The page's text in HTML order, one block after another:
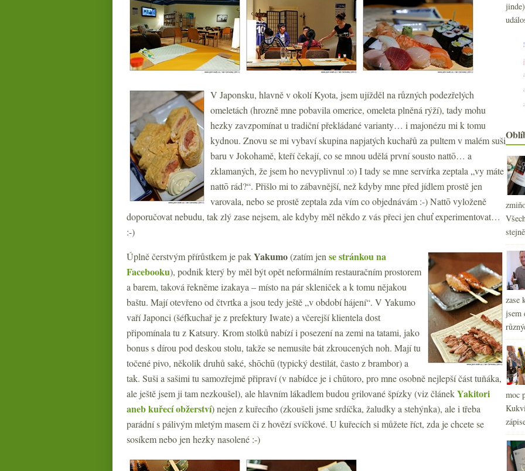
V Japonsku, hlavně v okolí Kyota, jsem ujížděl na různých podezřelých
omeletách (hrozně mne pobavila omerice, omeleta plněná rýží), tady mohu
hezky zavzpomínat u tradiční překládané varianty… i majonézu mi k tomu
kydnou. Znovu se mi vybaví skupina napjatých kuchařů za pultem v malém suši
baru v Jokohamě, kteří čekají, co se mnou udělá první sousto nattō… a
zklamaných, že jsem ho nevyplivnul :o) I tady se mne servírka zeptala „vy máte
nattō rád?“. Přišlo mi to zábavnější, než kdyby mne před jídlem prostě jen
varovala, nebo se prostě zeptala zda vím co objednávám :-) Nattō vyloženě
doporučovat nebudu, tak zlý zase nejsem, ale kdyby měl někdo z vás přeci jen chuť experimentovat…
:-)
Úplně čerstvým přírůstkem je pakYakumo(zatím jen se stránkou na
Facebooku), podnik který by měl být opět neformálním restauračním prostorem
a barem, taková řekněme izakaya – místo na pár skleniček a k tomu nějakou
baštu. Mají otevřeno od čtvrtka a jsou tedy ještě „v období hájení“. V Yakumo
vaří Japonci (šéfkuchař je z prefektury Iwate) a včerejší klientela dost
připomínala tu z Katsury. Krom stolků nabízí i posezení na zemi na tatami, jako
bonus s dírou pod deskou stolu, takže se nemusíte bát zkroucených noh. Mají tu
točené pivo, několik druhů saké, shōchū (typický destilát, často z brambor) a
tak. Suši a sašimi tu samozřejmě připraví (v nabídce je i chūtoro, pro mne osobně nejlepší část tuňáka,
ale ještě jsem ji tam nezkoušel), ale hlavním lákadlem budou grilované špízky (viz článekYakitori
aneb kuřecí obžerství) nejen z kuřecího (zkoušeli jsme srdíčka, žaludky a stehýnka), ale i třeba
parádní s pálivým mletým masem či z hovězí svíčkové. U kuřecích si můžete říct, zda je chcete se
sosíkem nebo jen hezky nasolené :-)
►
►
►
►
zase
jsem
moc